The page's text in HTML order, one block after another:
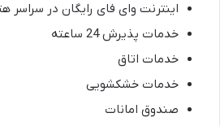
اینترنت وای فای رایگان در سراسر
خدمات پذیرش 24 ساعته
خدمات اتاق
خدمات خشکشویی
صندوق امانات